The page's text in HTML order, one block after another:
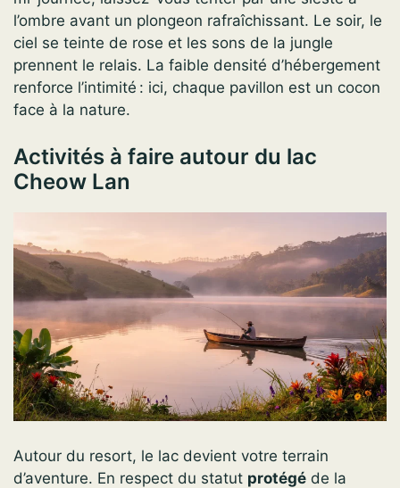
l’ombre avant un plongeon rafraîchissant. Le soir, le
ciel se teinte de rose et les sons de la jungle
prennent le relais. La faible densité d’hébergement
renforce l’intimité : ici, chaque pavillon est un cocon
face à la nature.
Activités à faire autour du lac
Cheow Lan
Autour du resort, le lac devient votre terrain
d’aventure. En respect du statut protégé de la